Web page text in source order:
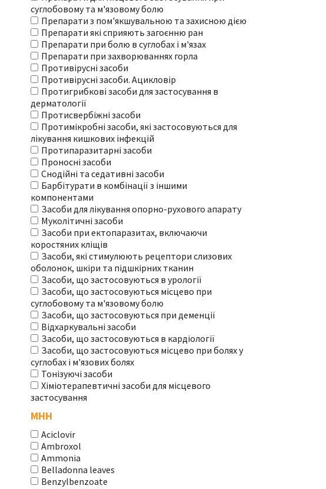
суглобовому та м'язовому болю
Препарати з пом'якшувальною та захисною дією
Препарати які сприяють загоєнню ран
Препарати при болю в суглобах і м'язах
Препарати при захворюваннях горла
Противірусні засоби
Противірусні засоби. Ацикловір
Протигрибкові засоби для застосування в
дерматології
Протисвербіжні засоби
Протимікробні засоби, які застосовуються для
лікування кишкових інфекцій
Протипаразитарні засоби
Проносні засоби
Снодійні та седативні засоби
Барбітурати в комбінації з іншими
компонентами
Засоби для лікування опорно-рухового апарату
Муколітичні засоби
Засоби при ектопаразитах, включаючи
коростяних кліщів
Засоби, які стимулюють рецептори слизових
оболонок, шкіри та підшкірних тканин
Засоби, що застосовуються в урології
Засоби, що застосовуються місцево при
суглобовому та м'язовому болю
Засоби, що застосовуються при деменції
Відхаркувальні засоби
Засоби, що застосовуються в кардіології
Засоби, що застосовуються місцево при болях у
суглобах і м'язових болях
Тонізуючі засоби
Хіміотерапевтичні засоби для місцевого
застосування
МНН
Aciclovir
Ambroxol
Ammonia
Belladonna leaves
Benzylbenzoate